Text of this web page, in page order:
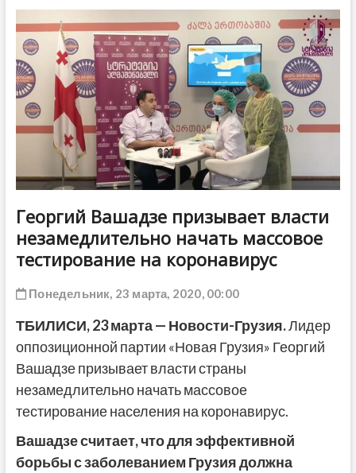
t
o
n
Георгий Вашадзе призывает власти
незамедлительно начать массовое
тестирование на коронавирус
Понедельник, 23 марта, 2020, 00:00
ТБИЛИСИ, 23 марта — Новости-Грузия.Лидер
оппозиционной партии «Новая Грузия» Георгий
Вашадзе призывает власти страны
незамедлительно начать массовое
тестирование населения на коронавирус.
Вашадзе считает, что для эффективной
борьбы с заболеванием Грузия должна